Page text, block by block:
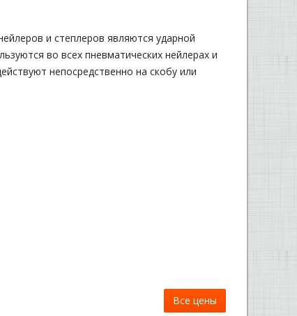
и степлеров являются ударной
во всех пневматических нейлерах и
непосредственно на скобу или
Все цены